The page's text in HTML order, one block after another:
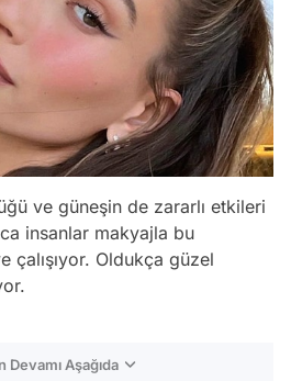
ve güneşin de zararlı etkileri
insanlar makyajla bu
çalışıyor. Oldukça güzel
Devamı Aşağıda